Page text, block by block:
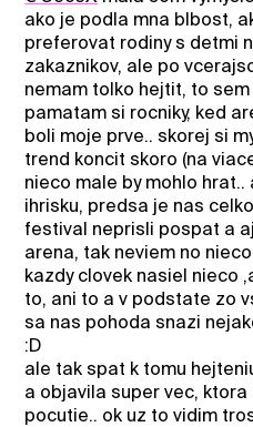
ako je podla mna blbost,
preferovat rodiny s detmi
zakaznikov, ale po
nemam tolko hejtit, to sem
pamatam si rocniky, ked
boli moje prve.. skorej si
trend koncit skoro (na
nieco male by mohlo
ihrisku, predsa je nas
festival neprisli pospat a
arena, tak neviem no
kazdy clovek nasiel nieco
to, ani to a v podstate zo
sa nas pohoda snazi
:D
ale tak spat k tomu
a objavila super vec,
pocutie.. ok uz to vidim